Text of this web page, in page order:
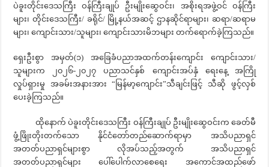
ပဲခူးတိုင်းဒေသကြီး ဝန်ကြီးချုပ် ဦးမျိုးဆွေဝင်း၊ အစိုးရအဖွဲ့ဝင် ဝန်ကြီး
များ၊ တိုင်းဒေသကြီး/ ခရိုင်/ မြို့နယ်အဆင့် ဌာနဆိုင်ရာများ၊ ဆရာ/ဆရာမ
များ၊ ကျောင်းသား/သူများ၊ ကျောင်းသားမိဘများ တက်ရောက်ခဲ့ကြသည်။
ရှေးဦးစွာ အမှတ်(၁) အခြေခံပညာအထက်တန်းကျောင်း ကျောင်းသား/
သူများက ၂၀၂၆-၂၀၂၇ ပညာသင်နှစ် ကျောင်းအပ်နှံ ရေးနေ့ အကြို
လှုပ်ရှားမှု အခမ်းအနားအား “မြန်မာ့ကျောင်း”သီချင်းဖြင့် သီဆို ဖွင့်လှစ်
ပေးခဲ့ကြသည်။
ထိုနောက် ပဲခူးတိုင်းဒေသကြီး ဝန်ကြီးချုပ် ဦးမျိုးဆွေဝင်းက ခေတ်မီ
ဖွံ့ဖြိုးတိုးတက်သော နိုင်ငံတော်တည်ဆောက်ရာမှာ အသိပညာရှင်
အတတ်ပညာရှင်များစွာ လိုအပ်သည့်အတွက် အသိပညာရှင်
အတတ်ပညာရှင်များ ပေါ်ပေါက်လာစေရေး အကောင်အထည်ဖော်